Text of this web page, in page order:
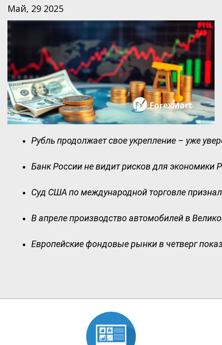
Май, 29 2025
Рубль продолжает свое укрепление – уже
Банк России не видит рисков для экономики
Суд США по международной торговле
В апреле производство автомобилей в
Европейские фондовые рынки в четверг